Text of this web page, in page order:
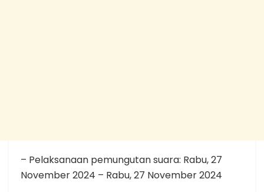
– Pelaksanaan pemungutan suara: Rabu, 27
November 2024 – Rabu, 27 November 2024